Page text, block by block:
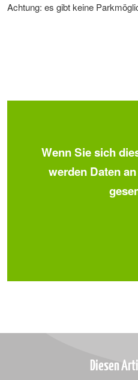
Achtung: es gibt keine
Wenn Sie sich
werden Daten
Diesen